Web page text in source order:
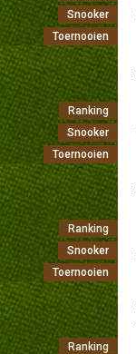
Snooker
Toernooien
Ranking
Snooker
Toernooien
Ranking
Snooker
Toernooien
Ranking